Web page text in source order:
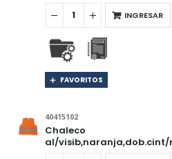
INGRESAR
FAVORITOS
40415102
Chaleco
al/visib,naranja,dob.cint/